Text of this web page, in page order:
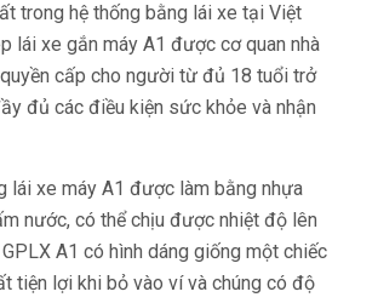
trong hệ thống bằng lái xe tại Việt
lái xe gắn máy A1 được cơ quan nhà
cấp cho người từ đủ 18 tuổi trở
đủ các điều kiện sức khỏe và nhận
lái xe máy A1 được làm bằng nhựa
nước, có thể chịu được nhiệt độ lên
A1 có hình dáng giống một chiếc
tiện lợi khi bỏ vào ví và chúng có độ